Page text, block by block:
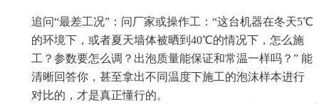
追问“最差工况”：问厂家或操作工：“这台机器在冬天5℃
的环境下，或者夏天墙体被晒到40℃的情况下，怎么施
工？参数要怎么调？出泡质量能保证和常温一样吗？” 能
清晰回答你，甚至拿出不同温度下施工的泡沫样本进行
对比的，才是真正懂行的。